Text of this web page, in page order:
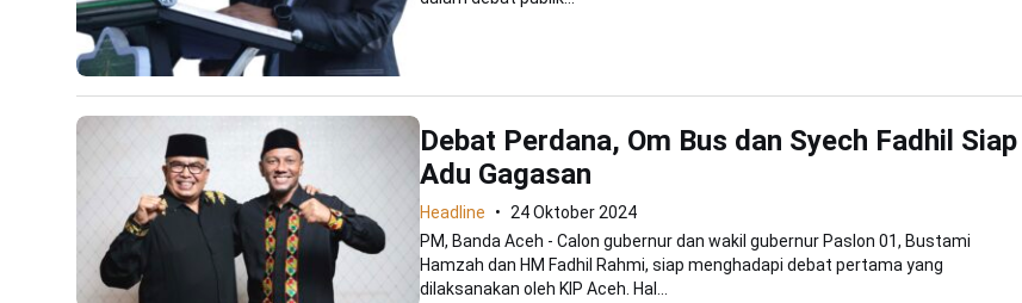
Debat Perdana, Om Bus dan Syech Fadhil Siap
Adu Gagasan
Headline
24 Oktober 2024
PM, Banda Aceh - Calon gubernur dan wakil gubernur Paslon 01, Bustami
Hamzah dan HM Fadhil Rahmi, siap menghadapi debat pertama yang
dilaksanakan oleh KIP Aceh. Hal...